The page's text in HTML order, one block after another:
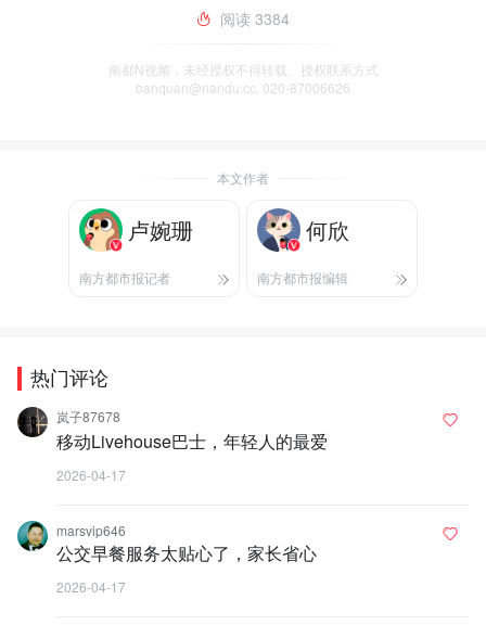
阅读 3384
南都N视频，未经授权不得转载、授权联系方式
banquan@nandu.cc. 020-87006626
本文作者
卢婉珊
南方都市报记者
何欣
南方都市报编辑
热门评论
岚子87678
移动Livehouse巴士，年轻人的最爱
2026-04-17
marsvip646
公交早餐服务太贴心了，家长省心
2026-04-17